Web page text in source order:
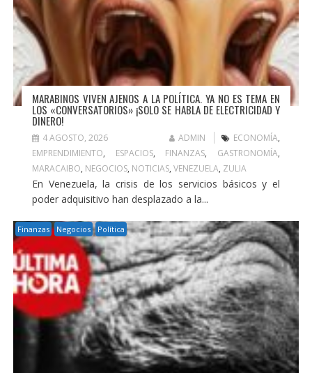
MARABINOS VIVEN AJENOS A LA POLÍTICA. YA NO ES TEMA EN
LOS «CONVERSATORIOS» ¡SOLO SE HABLA DE ELECTRICIDAD Y
DINERO!
4 AGOSTO, 2026 ADMIN ECONOMÍA,
EMPRENDIMIENTO, ESPACIOS, FINANZAS, GASTRONOMÍA,
MARACAIBO, NEGOCIOS, NOTICIAS, VENEZUELA, ZULIA
En Venezuela, la crisis de los servicios básicos y el
poder adquisitivo han desplazado a la...
Finanzas Negocios Política